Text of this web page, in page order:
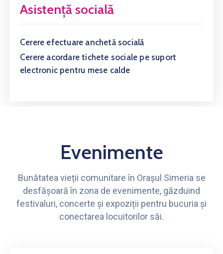
Asistență socială
Cerere efectuare anchetă socială
Cerere acordare tichete sociale pe suport
electronic pentru mese calde
Evenimente
Bunătatea vieții comunitare în Orașul Simeria se
desfășoară în zona de evenimente, găzduind
festivaluri, concerte și expoziții pentru bucuria și
conectarea locuitorilor săi.